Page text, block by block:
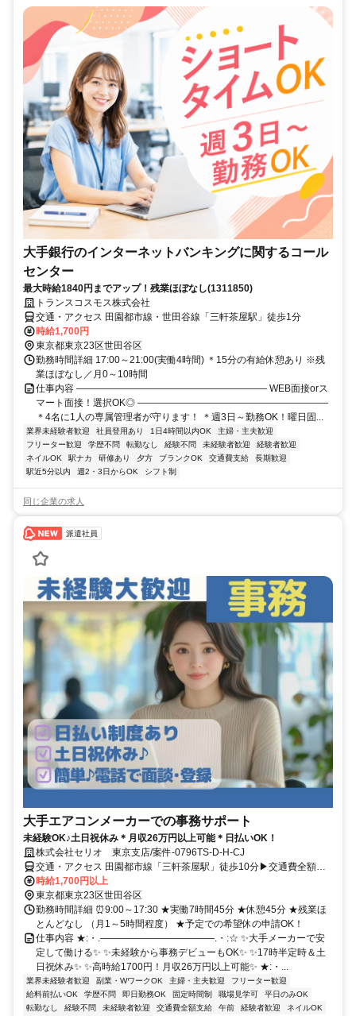
大手銀行のインターネットバンキングに関するコール
センター
最大時給1840円までアップ！残業ほぼなし(1311850)
トランスコスモス株式会社
交通・アクセス 田園都市線・世田谷線「三軒茶屋駅」徒歩1分
時給1,700円
東京都東京23区世田谷区
勤務時間詳細 17:00～21:00(実働4時間) ＊15分の有給休憩あり ※残
業ほぼなし／月0～10時間
仕事内容 ―――――――――――――――――――― WEB面接orス
マート面接！選択OK◎ ――――――――――――――――――――
＊4名に1人の専属管理者が守ります！ ＊週3日～勤務OK！曜日固...
業界未経験者歓迎 社員登用あり 1日4時間以内OK
主婦・主夫歓迎
フリーター歓迎
学歴不問 転勤なし 経験不問 未経験者歓迎
経験者歓迎
ネイルOK
駅ナカ 研修あり 夕方 ブランクOK 交通費支給
長期歓迎
駅近5分以内
週2・3日からOK シフト制
同じ企業の求人
派遣社員
大手エアコンメーカーでの事務サポート
未経験OK♪土日祝休み＊月収26万円以上可能＊日払いOK！
株式会社セリオ 東京支店/案件-0796TS-D-H-CJ
交通・アクセス 田園都市線「三軒茶屋駅」徒歩10分▶交通費全額支
給
時給1,700円以上
東京都東京23区世田谷区
勤務時間詳細 ⏰9:00～17:30 ★実働7時間45分 ★休憩45分 ★残業ほ
とんどなし （月1～5時間程度） ★予定での希望休の申請OK！
仕事内容 ★:・.――――――――――――.・:☆ ✨大手メーカーで安
定して働ける✨ ✨未経験から事務デビューもOK✨ ✨17時半定時＆土
日祝休み✨ ✨高時給1700円！月収26万円以上可能✨ ★:・...
業界未経験者歓迎 副業・WワークOK 主婦・主夫歓迎
フリーター歓迎
給料前払いOK
学歴不問 即日勤務OK 固定時間制 職場見学可
平日のみOK
転勤なし
経験不問 未経験者歓迎 交通費全額支給 午前 経験者歓迎
ネイルOK